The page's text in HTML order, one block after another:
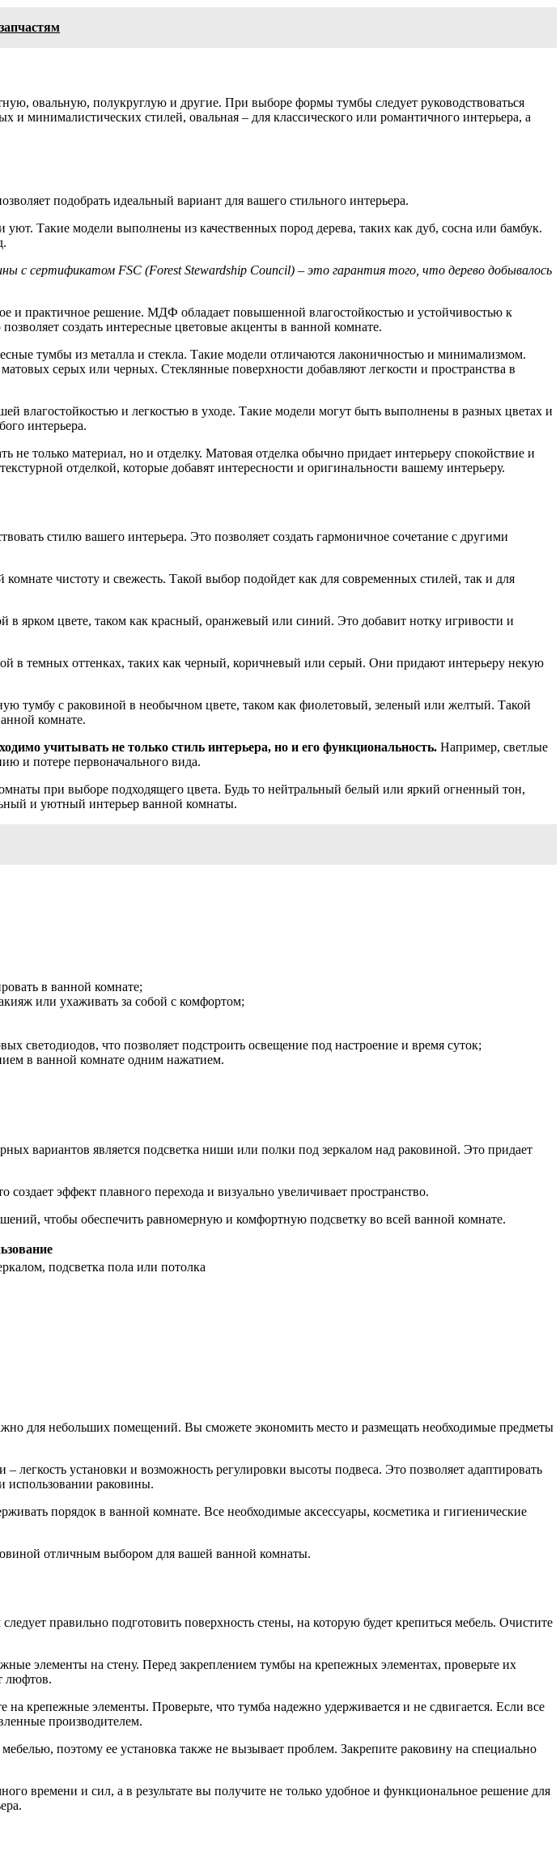
овальную, полукруглую и другие. При выборе формы тумбы следует руководствоваться
минималистических стилей, овальная – для классического или романтичного интерьера, а
подобрать идеальный вариант для вашего стильного интерьера.
Такие модели выполнены из качественных пород дерева, таких как дуб, сосна или бамбук.
с сертификатом FSC (Forest Stewardship Council) – это гарантия того, что дерево добывалось
практичное решение. МДФ обладает повышенной влагостойкостью и устойчивостью к
создать интересные цветовые акценты в ванной комнате.
тумбы из металла и стекла. Такие модели отличаются лаконичностью и минимализмом.
серых или черных. Стеклянные поверхности добавляют легкости и пространства в
влагостойкостью и легкостью в уходе. Такие модели могут быть выполнены в разных цветах и
интерьера.
только материал, но и отделку. Матовая отделка обычно придает интерьеру спокойствие и
отделкой, которые добавят интересности и оригинальности вашему интерьеру.
стилю вашего интерьера. Это позволяет создать гармоничное сочетание с другими
чистоту и свежесть. Такой выбор подойдет как для современных стилей, так и для
ярком цвете, таком как красный, оранжевый или синий. Это добавит нотку игривости и
в темных оттенках, таких как черный, коричневый или серый. Они придают интерьеру некую
тумбу с раковиной в необычном цвете, таком как фиолетовый, зеленый или желтый. Такой
комнате.
учитывать не только стиль интерьера, но и его функциональность. Например, светлые
и потере первоначального вида.
при выборе подходящего цвета. Будь то нейтральный белый или яркий огненный тон,
и уютный интерьер ванной комнаты.
в ванной комнате;
или ухаживать за собой с комфортом;
светодиодов, что позволяет подстроить освещение под настроение и время суток;
в ванной комнате одним нажатием.
вариантов является подсветка ниши или полки под зеркалом над раковиной. Это придает
эффект плавного перехода и визуально увеличивает пространство.
чтобы обеспечить равномерную и комфортную подсветку во всей ванной комнате.
подсветка пола или потолка
для небольших помещений. Вы сможете экономить место и размещать необходимые предметы
установки и возможность регулировки высоты подвеса. Это позволяет адаптировать
использовании раковины.
порядок в ванной комнате. Все необходимые аксессуары, косметика и гигиенические
отличным выбором для вашей ванной комнаты.
правильно подготовить поверхность стены, на которую будет крепиться мебель. Очистите
элементы на стену. Перед закреплением тумбы на крепежных элементах, проверьте их
люфтов.
крепежные элементы. Проверьте, что тумба надежно удерживается и не сдвигается. Если все
производителем.
поэтому ее установка также не вызывает проблем. Закрепите раковину на специально
времени и сил, а в результате вы получите не только удобное и функциональное решение для